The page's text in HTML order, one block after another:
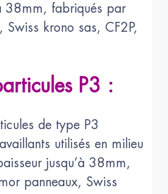
38mm, fabriqués par
Swiss krono sas, CF2P,
P3 :
de type P3
utilisés en milieu
jusqu’à 38mm,
panneaux, Swiss